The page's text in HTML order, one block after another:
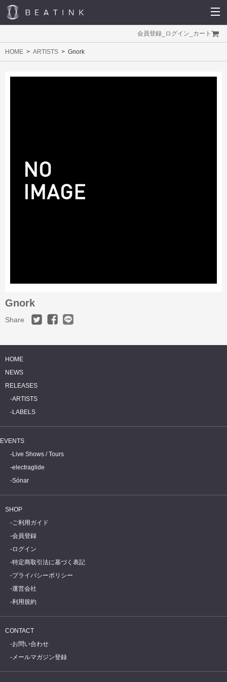
会員登録 ログイン カート
HOME ARTISTS Gnork
Gnork
Share
HOME
NEWS
RELEASES
ARTISTS
LABELS
EVENTS
Live Shows / Tours
electraglide
Sónar
SHOP
ご利用ガイド
会員登録
ログイン
特定商取引法に基づく表記
プライバシーポリシー
運営会社
利用規約
CONTACT
お問い合わせ
メールマガジン登録